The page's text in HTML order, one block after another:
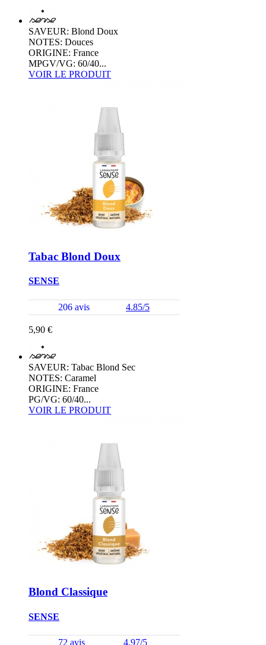
SAVEUR: Blond Doux
NOTES: Douces
ORIGINE: France
MPGV/VG: 60/40...
VOIR LE PRODUIT
Tabac Blond Doux
SENSE
206 avis 4.85/5
5,90 €
SAVEUR: Tabac Blond Sec
NOTES: Caramel
ORIGINE: France
PG/VG: 60/40...
VOIR LE PRODUIT
Blond Classique
SENSE
72 avis 4.97/5